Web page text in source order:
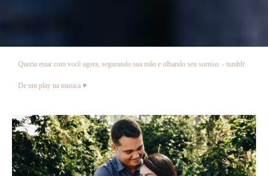
Queria estar com você agora, segurando sua mão e olhando seu sorriso. - tumblr.
De um play na musica ♥